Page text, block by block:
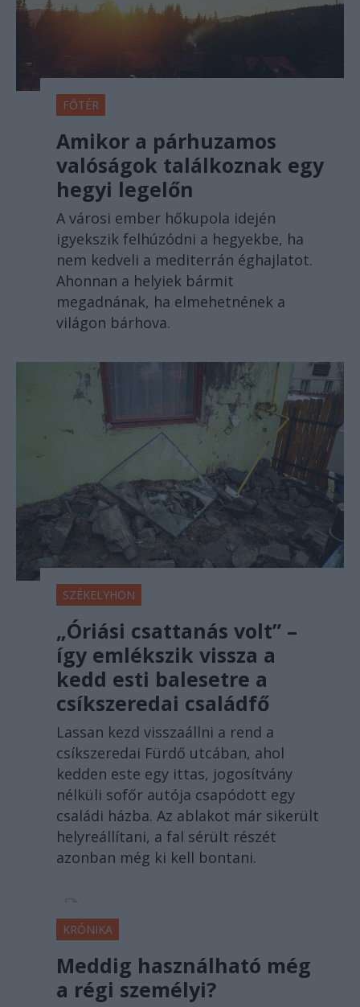
FŐTÉR
Amikor a párhuzamos
valóságok találkoznak egy
hegyi legelőn
A városi ember hőkupola idején
igyekszik felhúzódni a hegyekbe, ha
nem kedveli a mediterrán éghajlatot.
Ahonnan a helyiek bármit
megadnának, ha elmehetnének a
világon bárhova.
SZÉKELYHON
„Óriási csattanás volt” –
így emlékszik vissza a
kedd esti balesetre a
csíkszeredai családfő
Lassan kezd visszaállni a rend a
csíkszeredai Fürdő utcában, ahol
kedden este egy ittas, jogosítvány
nélküli sofőr autója csapódott egy
családi házba. Az ablakot már sikerült
helyreállítani, a fal sérült részét
azonban még ki kell bontani.
KRÓNIKA
Meddig használható még
a régi személyi?